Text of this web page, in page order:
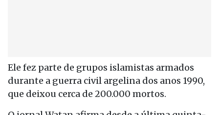
Ele fez parte de grupos islamistas armados
durante a guerra civil argelina dos anos 1990,
que deixou cerca de 200.000 mortos.